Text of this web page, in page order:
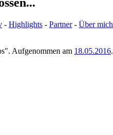
- Highlights - Partner- Über mich
Aufgenommen am 18.05.2016.